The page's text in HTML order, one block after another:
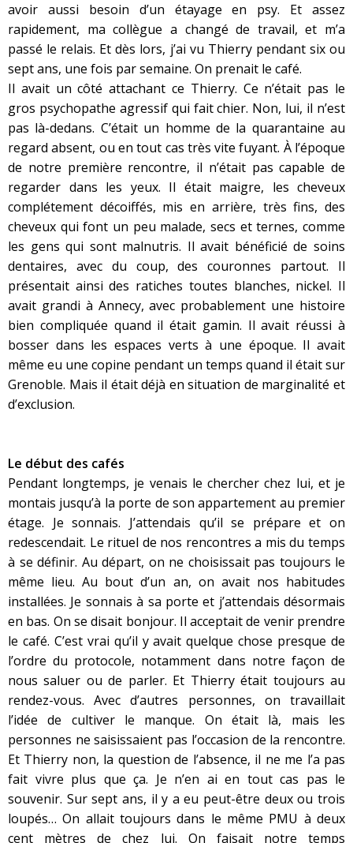
avoir aussi besoin d’un étayage en psy. Et assez
rapidement, ma collègue a changé de travail, et m’a
passé le relais. Et dès lors, j’ai vu Thierry pendant six ou
sept ans, une fois par semaine. On prenait le café.
Il avait un côté attachant ce Thierry. Ce n’était pas le
gros psychopathe agressif qui fait chier. Non, lui, il n’est
pas là-dedans. C’était un homme de la quarantaine au
regard absent, ou en tout cas très vite fuyant. À l’époque
de notre première rencontre, il n’était pas capable de
regarder dans les yeux. Il était maigre, les cheveux
complétement décoiffés, mis en arrière, très fins, des
cheveux qui font un peu malade, secs et ternes, comme
les gens qui sont malnutris. Il avait bénéficié de soins
dentaires, avec du coup, des couronnes partout. Il
présentait ainsi des ratiches toutes blanches, nickel. Il
avait grandi à Annecy, avec probablement une histoire
bien compliquée quand il était gamin. Il avait réussi à
bosser dans les espaces verts à une époque. Il avait
même eu une copine pendant un temps quand il était sur
Grenoble. Mais il était déjà en situation de marginalité et
d’exclusion.
Le début des cafés
Pendant longtemps, je venais le chercher chez lui, et je
montais jusqu’à la porte de son appartement au premier
étage. Je sonnais. J’attendais qu’il se prépare et on
redescendait. Le rituel de nos rencontres a mis du temps
à se définir. Au départ, on ne choisissait pas toujours le
même lieu. Au bout d’un an, on avait nos habitudes
installées. Je sonnais à sa porte et j’attendais désormais
en bas. On se disait bonjour. Il acceptait de venir prendre
le café. C’est vrai qu’il y avait quelque chose presque de
l’ordre du protocole, notamment dans notre façon de
nous saluer ou de parler. Et Thierry était toujours au
rendez-vous. Avec d’autres personnes, on travaillait
l’idée de cultiver le manque. On était là, mais les
personnes ne saisissaient pas l’occasion de la rencontre.
Et Thierry non, la question de l’absence, il ne me l’a pas
fait vivre plus que ça. Je n’en ai en tout cas pas le
souvenir. Sur sept ans, il y a eu peut-être deux ou trois
loupés… On allait toujours dans le même PMU à deux
cent mètres de chez lui. On faisait notre temps